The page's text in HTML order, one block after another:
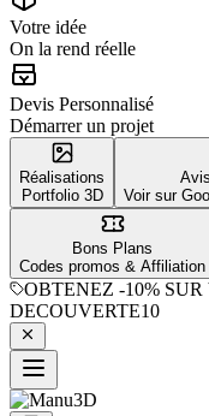
Votre idée
On la rend réelle
Devis Personnalisé
Démarrer un projet
Réalisations
Portfolio 3D
Voir sur
Bons Plans
Codes promos & Affiliation
OBTENEZ -10% SUR
DECOUVERTE10